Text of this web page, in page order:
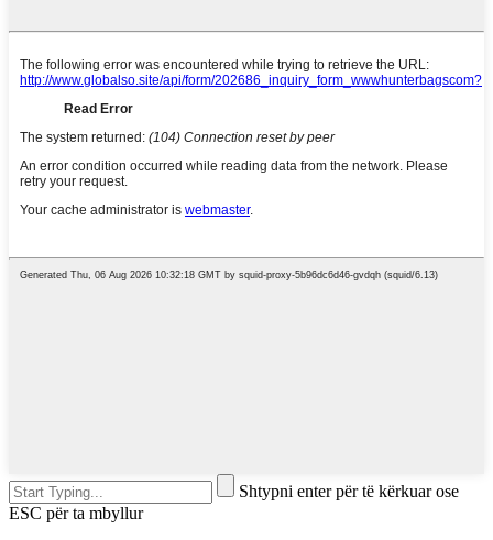
Shtypni enter për të kërkuar ose
ESC për ta mbyllur